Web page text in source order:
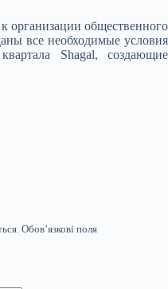
организации общественного
все необходимые условия
Shagal, создающие
Обов’язкові поля